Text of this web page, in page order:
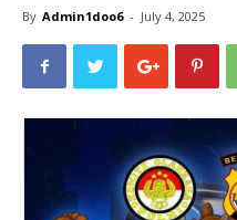
By Admin1doo6 - July 4, 2025